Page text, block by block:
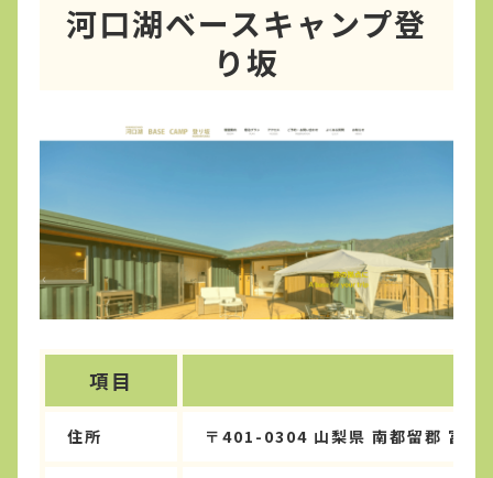
河口湖ベースキャンプ登
り坂
項目
住所 〒401-0304 山梨県 南都留郡 富士